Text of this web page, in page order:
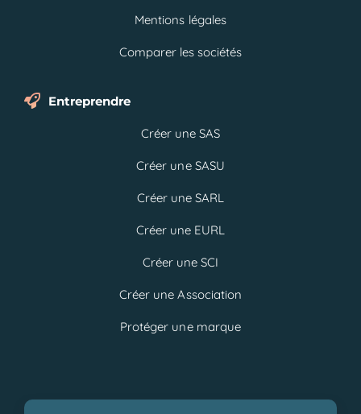
Mentions légales
Comparer les sociétés
Entreprendre
Créer une SAS
Créer une SASU
Créer une SARL
Créer une EURL
Créer une SCI
Créer une Association
Protéger une marque